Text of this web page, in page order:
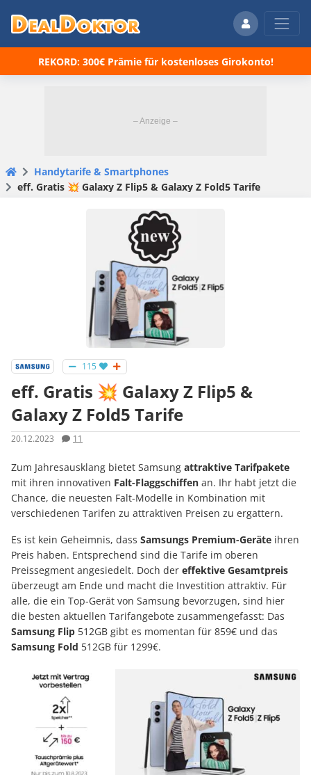
REKORD: 300€ Prämie für kostenloses Girokonto!
Handytarife & Smartphones
eff. Gratis 💥 Galaxy Z Flip5 & Galaxy Z Fold5 Tarife
115
eff. Gratis 💥 Galaxy Z Flip5 &
Galaxy Z Fold5 Tarife
20.12.2023 11
Zum Jahresausklang bietet Samsung attraktive Tarifpakete
mit ihren innovativen Falt-Flaggschiffen an. Ihr habt jetzt die
Chance, die neuesten Falt-Modelle in Kombination mit
verschiedenen Tarifen zu attraktiven Preisen zu ergattern.
Es ist kein Geheimnis, dass Samsungs Premium-Geräte ihren
Preis haben. Entsprechend sind die Tarife im oberen
Preissegment angesiedelt. Doch der effektive Gesamtpreis
überzeugt am Ende und macht die Investition attraktiv. Für
alle, die ein Top-Gerät von Samsung bevorzugen, sind hier
die besten aktuellen Tarifangebote zusammengefasst: Das
Samsung Flip 512GB gibt es momentan für 859€ und das
Samsung Fold 512GB für 1299€.